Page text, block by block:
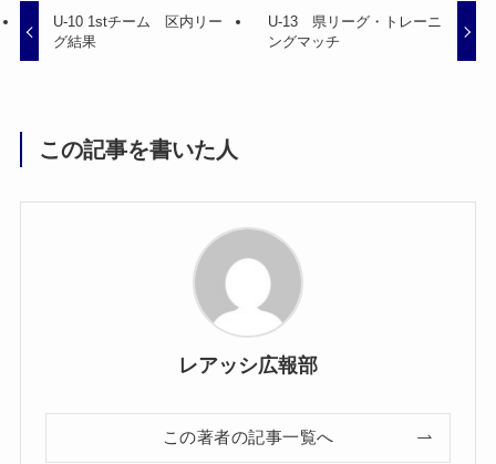
U-10 1stチーム 区内リー
グ結果
U-13 県リーグ・トレーニ
ングマッチ
この記事を書いた人
レアッシ広報部
この著者の記事一覧へ